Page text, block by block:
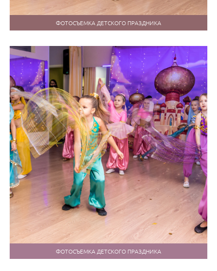
ФОТОСЪЕМКА ДЕТСКОГО ПРАЗДНИКА
ФОТОСЪЕМКА ДЕТСКОГО ПРАЗДНИКА